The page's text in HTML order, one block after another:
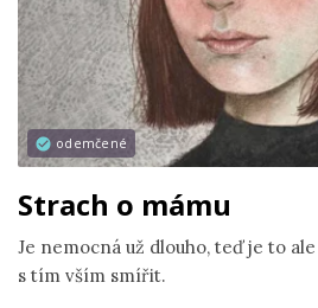
odemčené
Strach o mámu
Je nemocná už dlouho, teď je to
s tím vším smířit.